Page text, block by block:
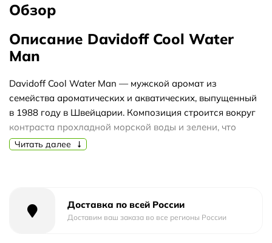
Обзор
Описание Davidoff Cool Water
Man
Davidoff Cool Water Man — мужской аромат из
семейства ароматических и акватических, выпущенный
в 1988 году в Швейцарии. Композиция строится вокруг
контраста прохладной морской воды и зелени, что
делает её естественным выбором для летнего дня.
жасмин, нероли и герань, придавая мягкость. База из
дубового мха, мускуса, амбры, белого кедра и табака
Читать далее
Доставка по всей России
Доставим ваш заказа во все регионы России